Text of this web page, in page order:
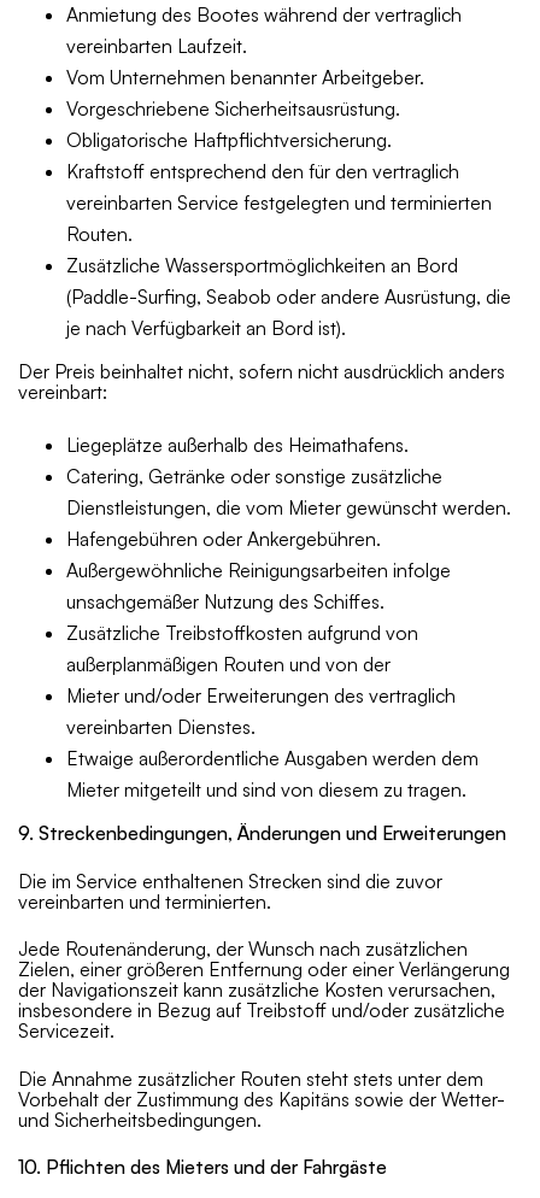
Anmietung des Bootes während der vertraglich
vereinbarten Laufzeit.
Vom Unternehmen benannter Arbeitgeber.
Vorgeschriebene Sicherheitsausrüstung.
Obligatorische Haftpflichtversicherung.
Kraftstoff entsprechend den für den vertraglich
vereinbarten Service festgelegten und terminierten
Routen.
Zusätzliche Wassersportmöglichkeiten an Bord
(Paddle-Surfing, Seabob oder andere Ausrüstung, die
je nach Verfügbarkeit an Bord ist).
Der Preis beinhaltet nicht, sofern nicht ausdrücklich anders
vereinbart:
Liegeplätze außerhalb des Heimathafens.
Catering, Getränke oder sonstige zusätzliche
Dienstleistungen, die vom Mieter gewünscht werden.
Hafengebühren oder Ankergebühren.
Außergewöhnliche Reinigungsarbeiten infolge
unsachgemäßer Nutzung des Schiffes.
Zusätzliche Treibstoffkosten aufgrund von
außerplanmäßigen Routen und von der
Mieter und/oder Erweiterungen des vertraglich
vereinbarten Dienstes.
Etwaige außerordentliche Ausgaben werden dem
Mieter mitgeteilt und sind von diesem zu tragen.
9. Streckenbedingungen, Änderungen und Erweiterungen
Die im Service enthaltenen Strecken sind die zuvor
vereinbarten und terminierten.
Jede Routenänderung, der Wunsch nach zusätzlichen
Zielen, einer größeren Entfernung oder einer Verlängerung
der Navigationszeit kann zusätzliche Kosten verursachen,
insbesondere in Bezug auf Treibstoff und/oder zusätzliche
Servicezeit.
Die Annahme zusätzlicher Routen steht stets unter dem
Vorbehalt der Zustimmung des Kapitäns sowie der Wetter-
und Sicherheitsbedingungen.
10. Pflichten des Mieters und der Fahrgäste